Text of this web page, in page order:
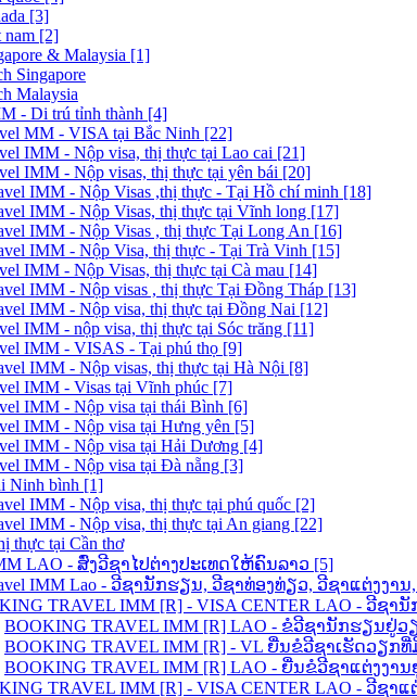
[3]
nam [2]
& Malaysia [1]
Singapore
Malaysia
- Di trú tỉnh thành [4]
MM - VISA tại Bắc Ninh [22]
IMM - Nộp visa, thị thực tại Lao cai [21]
IMM - Nộp visas, thị thực tại yên bái [20]
IMM - Nộp Visas ,thị thực - Tại Hồ chí minh [18]
IMM - Nộp Visas, thị thực tại Vĩnh long [17]
IMM - Nộp Visas , thị thực Tại Long An [16]
IMM - Nộp Visa, thị thực - Tại Trà Vinh [15]
IMM - Nộp Visas, thị thực tại Cà mau [14]
IMM - Nộp visas , thị thực Tại Đồng Tháp [13]
IMM - Nộp visa, thị thực tại Đồng Nai [12]
IMM - nộp visa, thị thực tại Sóc trăng [11]
IMM - VISAS - Tại phú thọ [9]
IMM - Nộp visas, thị thực tại Hà Nội [8]
IMM - Visas tại Vĩnh phúc [7]
IMM - Nộp visa tại thái Bình [6]
IMM - Nộp visa tại Hưng yên [5]
IMM - Nộp visa tại Hải Dương [4]
IMM - Nộp visa tại Đà nẵng [3]
Ninh bình [1]
IMM - Nộp visa, thị thực tại phú quốc [2]
IMM - Nộp visa, thị thực tại An giang [22]
thực tại Cần thơ
LAO - ສົ່ງວີຊາໄປຕ່າງປະເທດໃຫ້ຄົນລາວ [5]
IMM Lao - ວີຊານັກຮຽນ, ວີຊາທ່ອງທ່ຽວ, ວີຊາແຕ່ງ
TRAVEL IMM [R] - VISA CENTER LAO - ວີ
BOOKING TRAVEL IMM [R] LAO - ຂໍວີຊານັກຮຽນຢູ່ວ
BOOKING TRAVEL IMM [R] - VL ຍື່ນຂໍວີຊາເຮັດວຽ
BOOKING TRAVEL IMM [R] LAO - ຍື່ນຂໍວີຊາແຕ່ງງາ
TRAVEL IMM [R] - VISA CENTER LAO - ວີ